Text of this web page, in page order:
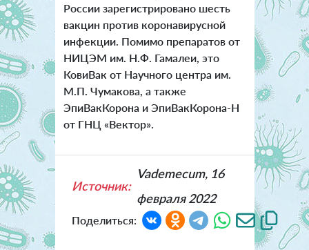
России зарегистрировано шесть
вакцин против коронавирусной
инфекции. Помимо препаратов от
НИЦЭМ им. Н.Ф. Гамалеи, это
КовиВак от Научного центра им.
М.П. Чумакова, а также
ЭпиВакКорона и ЭпиВакКорона-Н
от ГНЦ «Вектор».
Источник:
Vademecum, 16
февраля 2022
Поделиться: